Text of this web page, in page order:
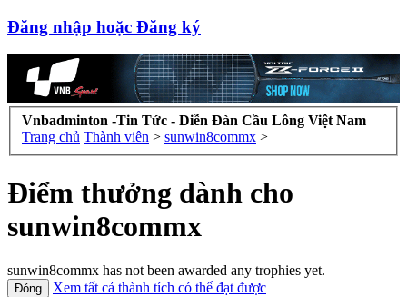
Đăng nhập hoặc Đăng ký
Vnbadminton -Tin Tức - Diễn Đàn Cầu Lông Việt Nam
Trang chủ Thành viên > sunwin8commx >
Điểm thưởng dành cho
sunwin8commx
sunwin8commx has not been awarded any trophies yet.
Xem tất cả thành tích có thể đạt được